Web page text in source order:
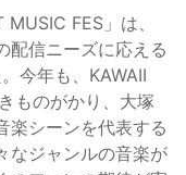
FES」は、
配信ニーズに応える
今年も、KAWAII
ものがかり、大塚
楽シーンを代表する
なジャンルの音楽が